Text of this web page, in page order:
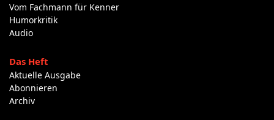
Vom Fachmann für Kenner
Humorkritik
Audio
Das Heft
Aktuelle Ausgabe
Abonnieren
Archiv